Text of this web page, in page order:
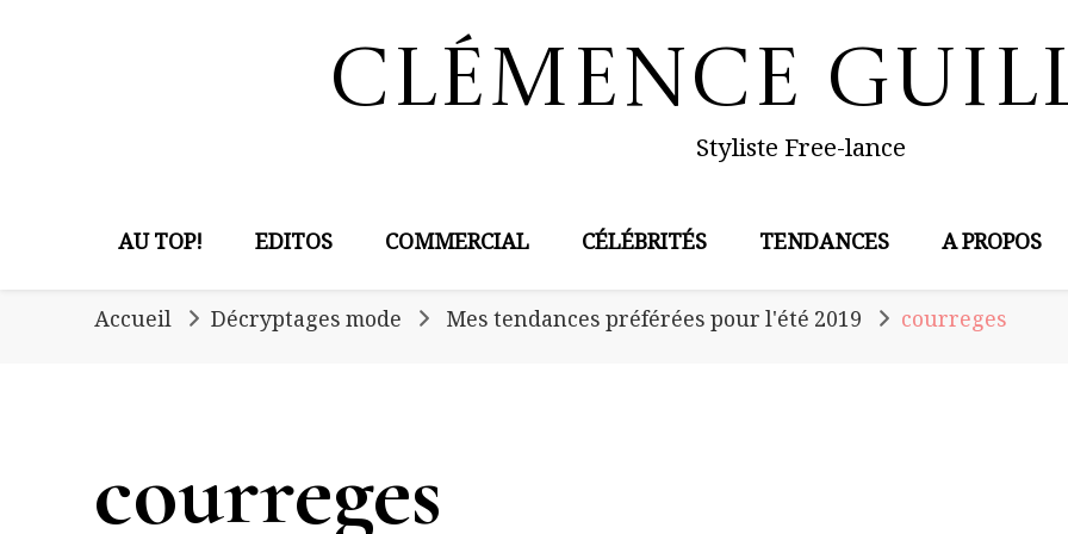
Clémence
Styliste Free-lance
AU TOP! EDITOS COMMERCIAL CÉLÉBRITÉS TENDANCES A PROPOS
Accueil Décryptages mode Mes tendances préférées pour l'été 2019 courreges
courreges